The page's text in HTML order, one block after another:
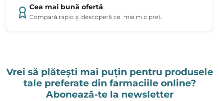
Cea mai bună ofertă
Compară rapid și descoperă cel mai mic preț.
Vrei să plătești mai puțin pentru produsele
tale preferate din farmaciile online?
Abonează-te la newsletter